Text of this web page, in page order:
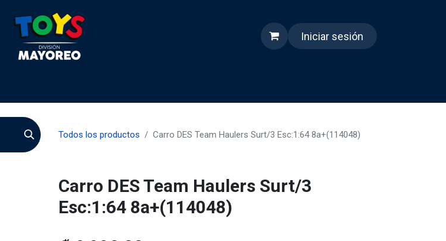
Iniciar sesión
Todos los productos Carro DES Team Haulers Surt/3 Esc:1:64 8a+(114048)
Carro DES Team Haulers Surt/3
Esc:1:64 8a+(114048)